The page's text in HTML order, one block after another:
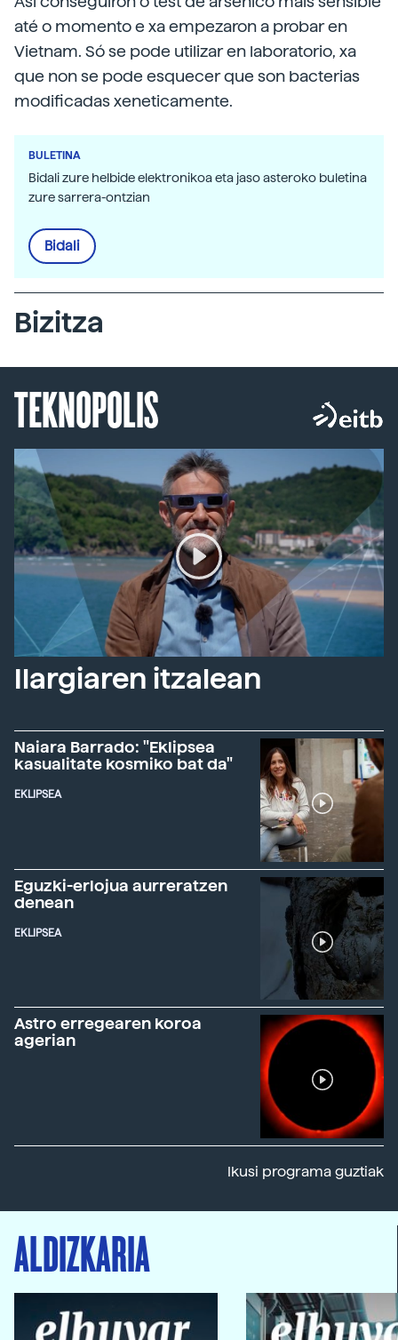
até o momento e xa empezaron a probar en
Vietnam. Só se pode utilizar en laboratorio, xa
que non se pode esquecer que son bacterias
modificadas xeneticamente.
BULETINA
Bidali zure helbide elektronikoa eta jaso asteroko buletina
zure sarrera-ontzian
Bidali
Bizitza
TEKNOPOLIS
Ilargiaren itzalean
Naiara Barrado: "Eklipsea
kasualitate kosmiko bat da"
EKLIPSEA
Eguzki-erlojua aurreratzen
denean
EKLIPSEA
Astro erregearen koroa
agerian
Ikusi programa guztiak
ALDIZKARIA